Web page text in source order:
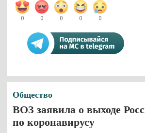
0 0 0 0 0
Общество
ВОЗ заявила о выходе
по коронавирусу